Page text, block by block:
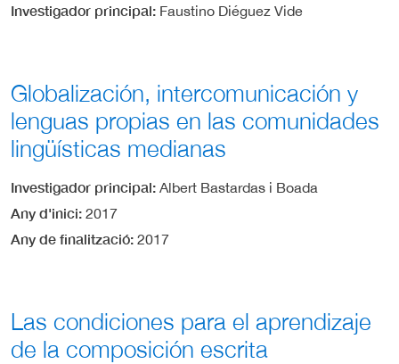
Investigador principal Faustino Diéguez Vide
Globalización, intercomunicación y
lenguas propias en las comunidades
lingüísticas medianas
Investigador principal Albert Bastardas i Boada
Any d'inici 2017
Any de finalització 2017
Las condiciones para el aprendizaje
de la composición escrita